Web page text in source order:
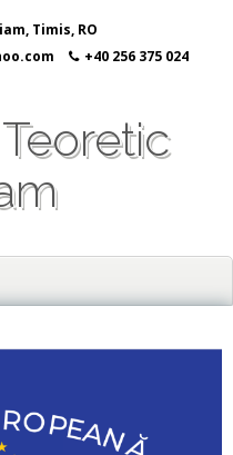
Timis, RO
+40 256 375 024